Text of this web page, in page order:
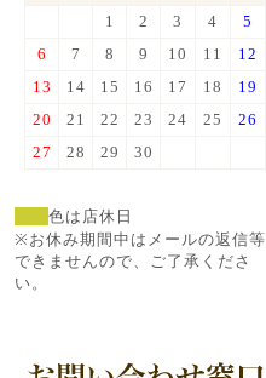
1
2 3 4
5
6
7 8 9 10 11
12
13
14 15 16 17 18
19
20
21 22 23 24 25
26
27
28 29 30
色は店休日
※お休み期間中はメールの返信等
できませんので、ご了承くださ
い。